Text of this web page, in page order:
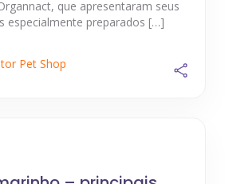
que apresentaram seus
especialmente preparados […]
Pet Shop